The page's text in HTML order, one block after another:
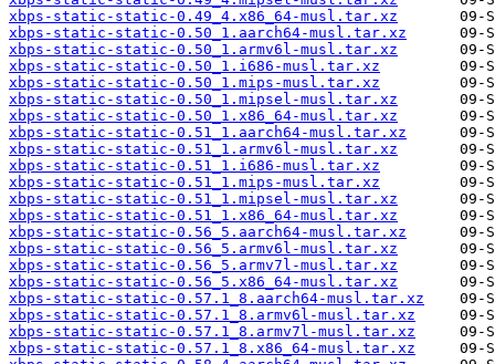
xbps-static-static-0.49_4.x86_64-musl.tar.xz
xbps-static-static-0.50_1.aarch64-musl.tar.xz
xbps-static-static-0.50_1.armv6l-musl.tar.xz
xbps-static-static-0.50_1.i686-musl.tar.xz
xbps-static-static-0.50_1.mips-musl.tar.xz
xbps-static-static-0.50_1.mipsel-musl.tar.xz
xbps-static-static-0.50_1.x86_64-musl.tar.xz
xbps-static-static-0.51_1.aarch64-musl.tar.xz
xbps-static-static-0.51_1.armv6l-musl.tar.xz
xbps-static-static-0.51_1.i686-musl.tar.xz
xbps-static-static-0.51_1.mips-musl.tar.xz
xbps-static-static-0.51_1.mipsel-musl.tar.xz
xbps-static-static-0.51_1.x86_64-musl.tar.xz
xbps-static-static-0.56_5.aarch64-musl.tar.xz
xbps-static-static-0.56_5.armv6l-musl.tar.xz
xbps-static-static-0.56_5.armv7l-musl.tar.xz
xbps-static-static-0.56_5.x86_64-musl.tar.xz
xbps-static-static-0.57.1_8.aarch64-musl.tar.xz
xbps-static-static-0.57.1_8.armv6l-musl.tar.xz
xbps-static-static-0.57.1_8.armv7l-musl.tar.xz
xbps-static-static-0.57.1_8.x86_64-musl.tar.xz